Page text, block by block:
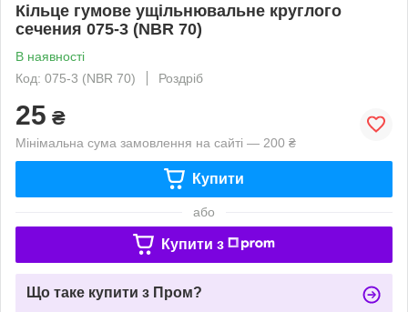
Кільце гумове ущільнювальне круглого
сечения 075-3 (NBR 70)
В наявності
Код: 075-3 (NBR 70)
Роздріб
25 ₴
Мінімальна сума замовлення на сайті — 200 ₴
Купити
або
Купити з
Що таке купити з Пром?